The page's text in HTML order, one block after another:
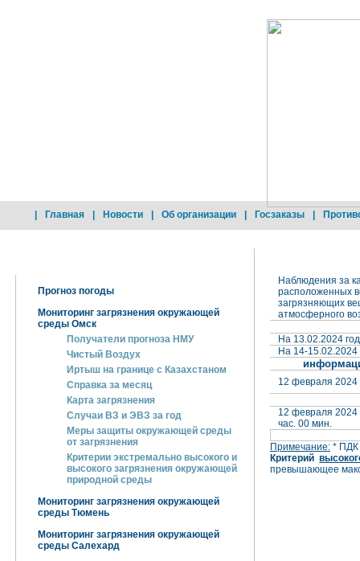
Главная Новости Об организации Госзаказы
Прогноз погоды
Мониторинг загрязнения окружающей
среды Омск
Получатели прогноза НМУ
Чистый Воздух
Иртыш на границе с Казахстаном
Справка за месяц
Карта загрязнения
Случаи ВЗ и ЭВЗ за год
Меры защиты окружающей среды
от загрязнения
Критерии экстремально высокого и
высокого загрязнения окружающей
природной среды
Мониторинг загрязнения окружающей
среды Тюмень
Мониторинг загрязнения окружающей
среды Салехард
Наблюдения за
расположенных
загрязняющих
атмосферного
На 13.02.2024
На 14-15.02.2024
12 февраля 2024
12 февраля 2024
час. 00 мин.
Примечание: * ПДК
Критерий
превышающее